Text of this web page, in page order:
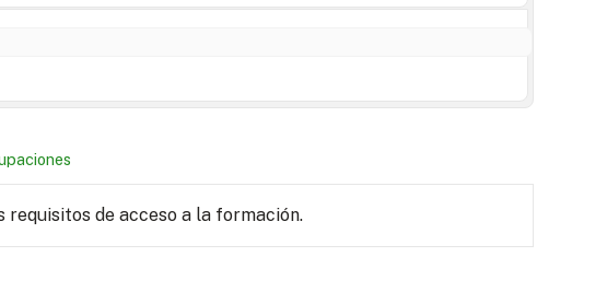
requisitos de acceso a la formación.